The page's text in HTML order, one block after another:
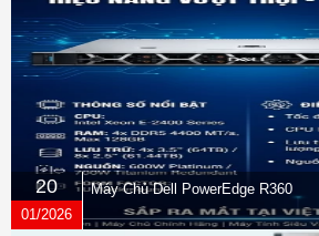
20
01/2026
Máy Chủ Dell PowerEdge R360